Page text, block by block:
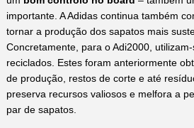
importante. A Adidas continua também
tornar a produção dos sapatos mais
Concretamente, para o Adi2000,
reciclados. Estes foram anteriormente
de produção, restos de corte e até
preserva recursos valiosos e melfora a
par de sapatos.